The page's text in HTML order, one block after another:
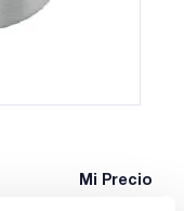
Mi Precio